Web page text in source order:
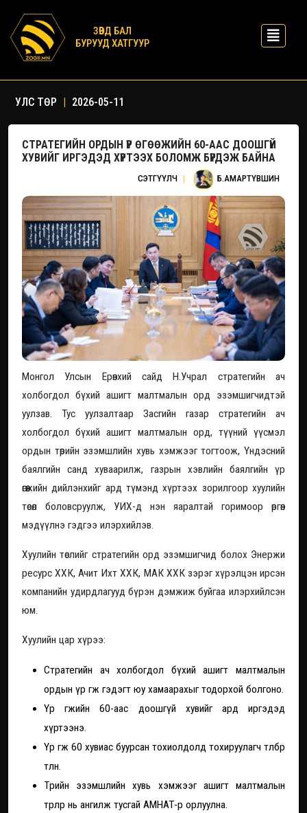
ЗӨВД БАЛ
БУРУУД ХАТГУУР
УЛС ТӨР | 2026-05-11
СТРАТЕГИЙН ОРДЫН ҮР ӨГӨӨЖИЙН 60-ААС ДООШГҮЙ
ХУВИЙГ ИРГЭДЭД ХҮРТЭЭХ БОЛОМЖ БҮРДЭЖ БАЙНА
СЭТГҮҮЛЧ | Б.АМАРТҮВШИН
Монгол Улсын Ерөнхий сайд Н.Учрал стратегийн ач
холбогдол бүхий ашигт малтмалын орд эзэмшигчидтэй
уулзав. Тус уулзалтаар Засгийн газар стратегийн ач
холбогдол бүхий ашигт малтмалын орд, түүний үүсмэл
ордын төрийн эзэмшлийн хувь хэмжээг тогтоож, Үндэсний
баялгийн санд хуваарилж, газрын хэвлийн баялгийн үр
өгөөжийн дийлэнхийг ард түмэнд хүртээх зорилгоор хуулийн
төсөл боловсруулж, УИХ-д нэн яаралтай горимоор өргөн
мэдүүлнэ гэдгээ илэрхийлэв.
Хуулийн төслийг стратегийн орд эзэмшигчид болох Энержи
ресурс ХХК, Ачит Ихт ХХК, МАК ХХК зэрэг хүрэлцэн ирсэн
компанийн удирдлагууд бүрэн дэмжиж буйгаа илэрхийлсэн
юм.
Хуулийн цар хүрээ:
Стратегийн ач холбогдол бүхий ашигт малтмалын
ордын үр өгөөж гэдэгт юу хамаарахыг тодорхой болгоно.
Үр өгөөжийн 60-аас доошгүй хувийг ард иргэдэд
хүртээнэ.
Үр өгөөж 60 хувиас буурсан тохиолдолд тохируулагч төлбөр
төлнө.
Төрийн эзэмшлийн хувь хэмжээг ашигт малтмалын
төрлөөр нь ангилж тусгай АМНАТ-өөр орлуулна.